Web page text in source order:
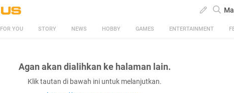
FOR YOU STORY NEWS HOBBY GAMES ENTERTAINMENT
Agan akan dialihkan ke halaman lain.
Klik tautan di bawah ini untuk melanjutkan.